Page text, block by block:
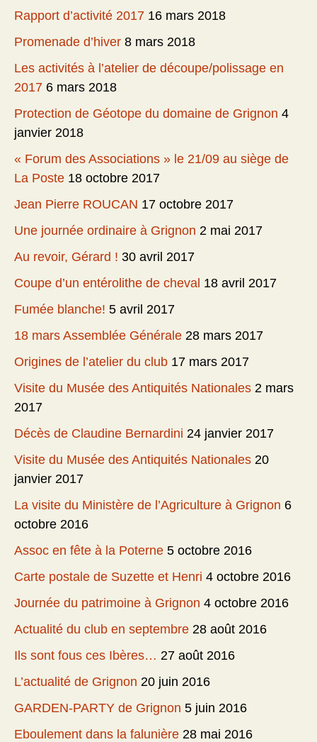
Rapport d’activité 2017 16 mars 2018
Promenade d’hiver 8 mars 2018
Les activités à l’atelier de découpe/polissage en
2017 6 mars 2018
Protection de Géotope du domaine de Grignon 4
janvier 2018
« Forum des Associations » le 21/09 au siège de
La Poste 18 octobre 2017
Jean Pierre ROUCAN 17 octobre 2017
Une journée ordinaire à Grignon 2 mai 2017
Au revoir, Gérard ! 30 avril 2017
Coupe d’un entérolithe de cheval 18 avril 2017
Fumée blanche! 5 avril 2017
18 mars Assemblée Générale 28 mars 2017
Origines de l’atelier du club 17 mars 2017
Visite du Musée des Antiquités Nationales 2 mars
2017
Décès de Claudine Bernardini 24 janvier 2017
Visite du Musée des Antiquités Nationales 20
janvier 2017
La visite du Ministère de l’Agriculture à Grignon 6
octobre 2016
Assoc en fête à la Poterne 5 octobre 2016
Carte postale de Suzette et Henri 4 octobre 2016
Journée du patrimoine à Grignon 4 octobre 2016
Actualité du club en septembre 28 août 2016
Ils sont fous ces Ibères… 27 août 2016
L’actualité de Grignon 20 juin 2016
GARDEN-PARTY de Grignon 5 juin 2016
Eboulement dans la falunière 28 mai 2016